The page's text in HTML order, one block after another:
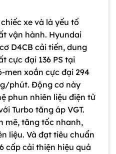
xe và là yếu tố
vận hành. Hyundai
D4CB cải tiến, dung
cực đại 136 PS tại
men xoắn cực đại 294
phút. Động cơ này
phun nhiên liệu điện tử
Turbo tăng áp VGT.
mẽ, tăng tốc nhanh,
liệu. Và đạt tiêu chuẩn
cấp cải thiện hiệu quả